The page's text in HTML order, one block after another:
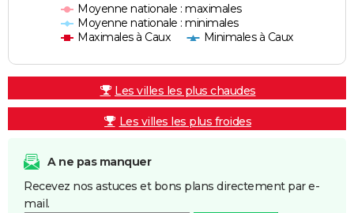
Moyenne nationale : maximales
Moyenne nationale : minimales
Maximales à Caux
Minimales à Caux
Les villes les plus chaudes
Les villes les plus froides
A ne pas manquer
Recevez nos astuces et bons plans directement par e-
mail.